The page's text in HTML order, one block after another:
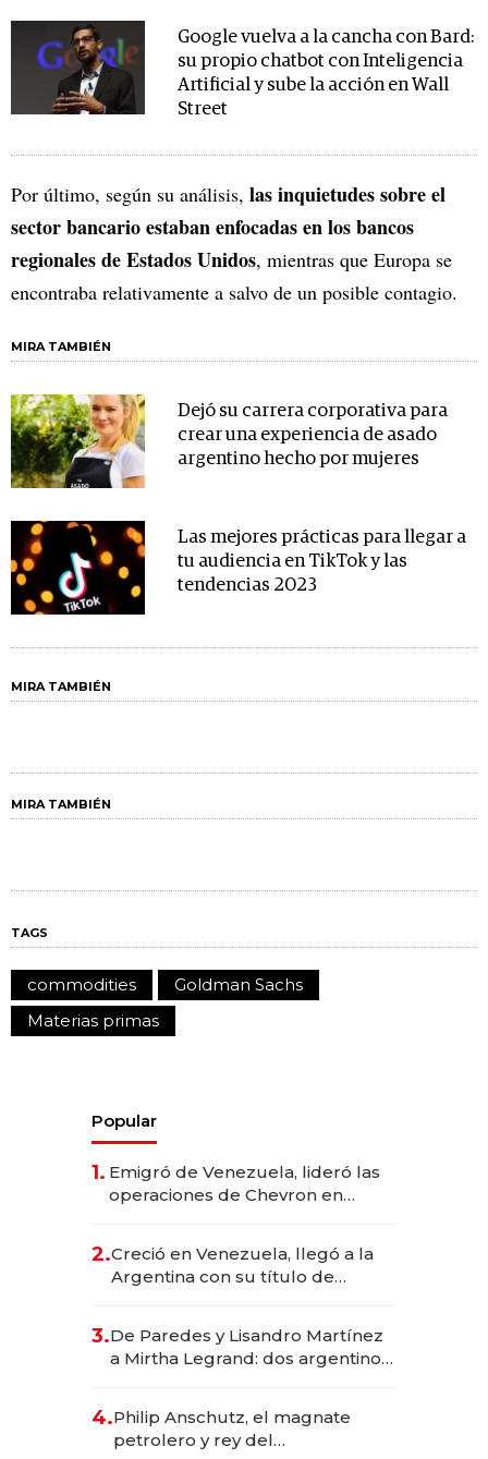
Google vuelva a la cancha con Bard:
su propio chatbot con Inteligencia
Artificial y sube la acción en Wall
Street
Por último, según su análisis, las inquietudes sobre el
sector bancario estaban enfocadas en los bancos
regionales de Estados Unidos, mientras que Europa se
encontraba relativamente a salvo de un posible contagio.
MIRA TAMBIÉN
Dejó su carrera corporativa para
crear una experiencia de asado
argentino hecho por mujeres
Las mejores prácticas para llegar a
tu audiencia en TikTok y las
tendencias 2023
MIRA TAMBIÉN
MIRA TAMBIÉN
TAGS
commodities
Goldman Sachs
Materias primas
Popular
1. Emigró de Venezuela, lideró las
operaciones de Chevron en
2.Creció en Venezuela, llegó a la
Argentina con su título de
las marcas "fast premium"
3.De Paredes y Lisandro Martínez
a Mirtha Legrand: dos argentinos
4.Philip Anschutz, el magnate
petrolero y rey del